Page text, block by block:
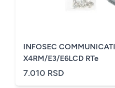
INFOSEC
X4RM/E3/E6LCD RTe
7.010 RSD